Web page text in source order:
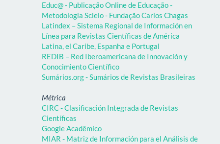
Educ@ - Publicação Online de Educação -
Metodologia Scielo - Fundação Carlos Chagas
Latindex – Sistema Regional de Información en
Línea para Revistas Científicas de América
Latina, el Caribe, Espanha e Portugal
REDIB – Red Iberoamericana de Innovación y
Conocimiento Científico
Sumários.org - Sumários de Revistas Brasileiras
Métrica
CIRC - Clasificación Integrada de Revistas
Científicas
Google Acadêmico
MIAR - Matriz de Información para el Análisis de